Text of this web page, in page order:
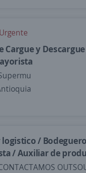
Cargue y
/
/ Auxiliar de